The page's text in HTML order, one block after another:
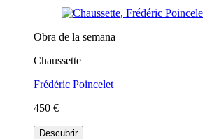
Obra de la semana
Chaussette
Frédéric Poincelet
450 €
Descubrir